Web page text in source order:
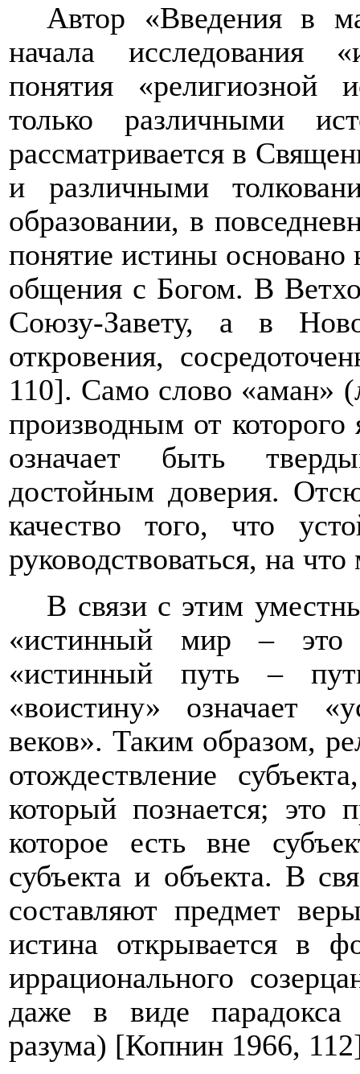
Автор «Введения в
начала исследования
понятия «религиозной
только различными
рассматривается в
и различными
образовании, в
понятие истины
общения с Богом. В
Союзу-Завету, а в
откровения,
110]. Само слово «аман»
производным от которого
означает быть
достойным доверия.
качество того, что
руководствоваться, на
В связи с этим
«истинный мир – это
«истинный путь –
«воистину» означает
веков». Таким образом,
отождествление
который познается; это
которое есть вне
субъекта и объекта. В
составляют предмет
истина открывается в
иррационального
даже в виде парадокса
разума) [Копнин 1966,